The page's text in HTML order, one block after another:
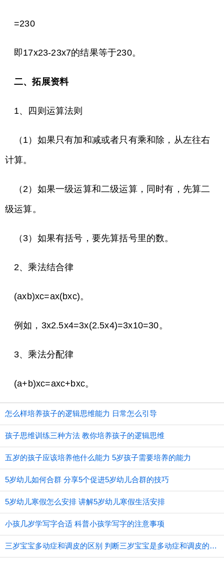
=230
即17x23-23x7的结果等于230。
二、拓展资料
1、四则运算法则
（1）如果只有加和减或者只有乘和除，从左往右
计算。
（2）如果一级运算和二级运算，同时有，先算二
级运算。
（3）如果有括号，要先算括号里的数。
2、乘法结合律
(axb)xc=ax(bxc)。
例如，3x2.5x4=3x(2.5x4)=3x10=30。
3、乘法分配律
(a+b)xc=axc+bxc。
怎么样培养孩子的逻辑思维能力 日常怎么引导
孩子思维训练三种方法 教你培养孩子的逻辑思维
五岁的孩子应该培养他什么能力 5岁孩子需要培养的能力
5岁幼儿如何合群 分享5个促进5岁幼儿合群的技巧
5岁幼儿寒假怎么安排 讲解5岁幼儿寒假生活安排
小孩几岁学写字合适 科普小孩学写字的注意事项
三岁宝宝多动症和调皮的区别 判断三岁宝宝是多动症和调皮的方法